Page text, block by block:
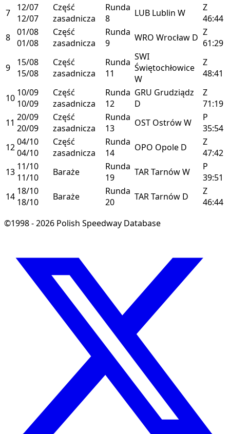
7
12/07
12/07
Część
zasadnicza
Runda
8
LUB Lublin W
Z
46:44
8 01/08
01/08
Część
zasadnicza
Runda
9
WRO Wrocław D Z
61:29
9
15/08
15/08
Część
zasadnicza
Runda
11
SWI
Świętochłowice
W
Z
48:41
10 10/09
10/09
Część
zasadnicza
Runda
12
GRU Grudziądz
D
Z
71:19
11 20/09
20/09
Część
zasadnicza
Runda
13
OST OstrówW
P
35:54
1204/10
04/10
Część
zasadnicza
Runda
14
OPO Opole D
Z
47:42
13 11/10
11/10
Baraże
Runda
19
TARTarnówW
P
39:51
14 18/10
18/10
Baraże
Runda
20
TARTarnów D
Z
46:44
©1998 - 2026 Polish Speedway Database